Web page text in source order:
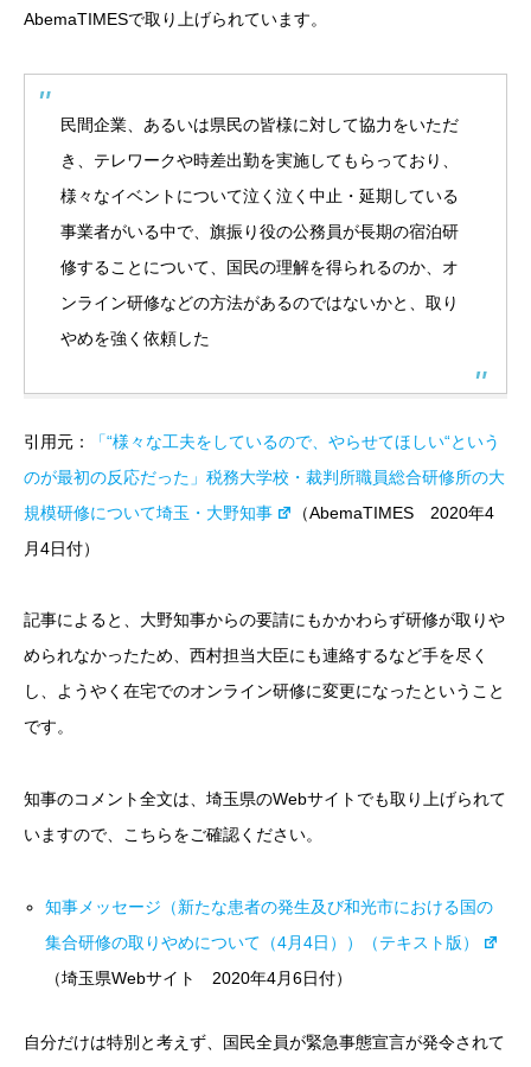
AbemaTIMESで取り上げられています。
民間企業、あるいは県民の皆様に対して協力をいただ
き、テレワークや時差出勤を実施してもらっており、
様々なイベントについて泣く泣く中止・延期している
事業者がいる中で、旗振り役の公務員が長期の宿泊研
修することについて、国民の理解を得られるのか、オ
ンライン研修などの方法があるのではないかと、取り
やめを強く依頼した
引用元：
「“様々な工夫をしているので、やらせてほしい“という
のが最初の反応だった」税務大学校・裁判所職員総合研修所の大
規模研修について埼玉・大野知事
（AbemaTIMES 2020年4
月4日付）
記事によると、大野知事からの要請にもかかわらず研修が取りや
められなかったため、西村担当大臣にも連絡するなど手を尽く
し、ようやく在宅でのオンライン研修に変更になったということ
です。
知事のコメント全文は、埼玉県のWebサイトでも取り上げられて
いますので、こちらをご確認ください。
知事メッセージ（新たな患者の発生及び和光市における国の
集合研修の取りやめについて（4月4日））（テキスト版）
（埼玉県Webサイト 2020年4月6日付）
自分だけは特別と考えず、国民全員が緊急事態宣言が発令されて